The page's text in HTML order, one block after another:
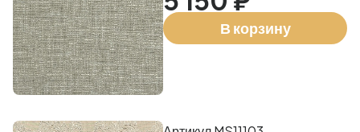
В корзину